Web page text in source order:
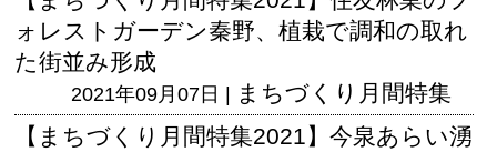
ォレストガーデン秦野、植栽で調和の取れ
た街並み形成
2021年09月07日 | まちづくり月間特集
【まちづくり月間特集2021】今泉あらい湧